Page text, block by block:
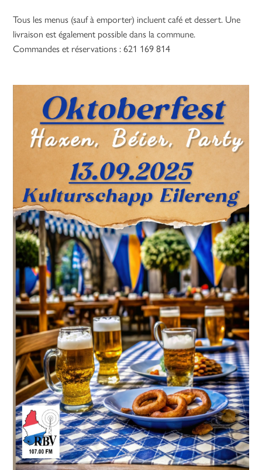
Tous les menus (sauf à emporter) incluent café et dessert. Une
livraison est également possible dans la commune.
Commandes et réservations : 621 169 814